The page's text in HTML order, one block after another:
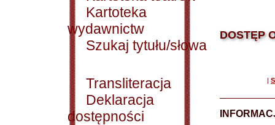
Kartoteka
wydawnictw
Szukaj tytułu/słowa
Transliteracja
Deklaracja
dostępności
DOSTĘP
|